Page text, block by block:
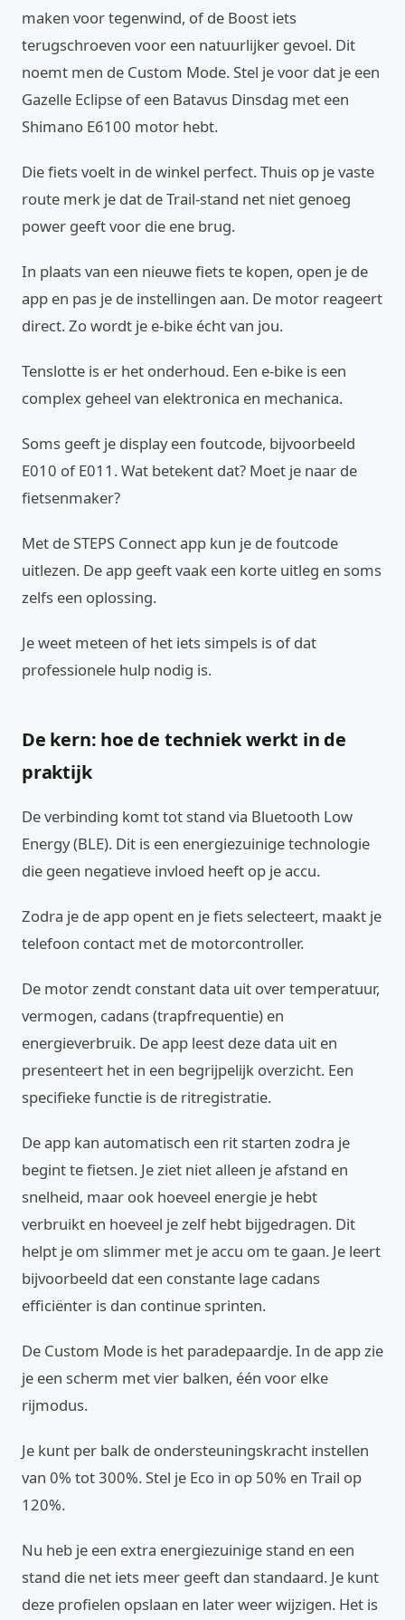
maken voor tegenwind, of de Boost iets
terugschroeven voor een natuurlijker gevoel. Dit
noemt men de Custom Mode. Stel je voor dat je een
Gazelle Eclipse of een Batavus Dinsdag met een
Shimano E6100 motor hebt.
Die fiets voelt in de winkel perfect. Thuis op je vaste
route merk je dat de Trail-stand net niet genoeg
power geeft voor die ene brug.
In plaats van een nieuwe fiets te kopen, open je de
app en pas je de instellingen aan. De motor reageert
direct. Zo wordt je e-bike écht van jou.
Tenslotte is er het onderhoud. Een e-bike is een
complex geheel van elektronica en mechanica.
Soms geeft je display een foutcode, bijvoorbeeld
E010 of E011. Wat betekent dat? Moet je naar de
fietsenmaker?
Met de STEPS Connect app kun je de foutcode
uitlezen. De app geeft vaak een korte uitleg en soms
zelfs een oplossing.
Je weet meteen of het iets simpels is of dat
professionele hulp nodig is.
De kern: hoe de techniek werkt in de
praktijk
De verbinding komt tot stand via Bluetooth Low
Energy (BLE). Dit is een energiezuinige technologie
die geen negatieve invloed heeft op je accu.
Zodra je de app opent en je fiets selecteert, maakt je
telefoon contact met de motorcontroller.
De motor zendt constant data uit over temperatuur,
vermogen, cadans (trapfrequentie) en
energieverbruik. De app leest deze data uit en
presenteert het in een begrijpelijk overzicht. Een
specifieke functie is de ritregistratie.
De app kan automatisch een rit starten zodra je
begint te fietsen. Je ziet niet alleen je afstand en
snelheid, maar ook hoeveel energie je hebt
verbruikt en hoeveel je zelf hebt bijgedragen. Dit
helpt je om slimmer met je accu om te gaan. Je leert
bijvoorbeeld dat een constante lage cadans
efficiënter is dan continue sprinten.
De Custom Mode is het paradepaardje. In de app zie
je een scherm met vier balken, één voor elke
rijmodus.
Je kunt per balk de ondersteuningskracht instellen
van 0% tot 300%. Stel je Eco in op 50% en Trail op
120%.
Nu heb je een extra energiezuinige stand en een
stand die net iets meer geeft dan standaard. Je kunt
deze profielen opslaan en later weer wijzigen. Het is